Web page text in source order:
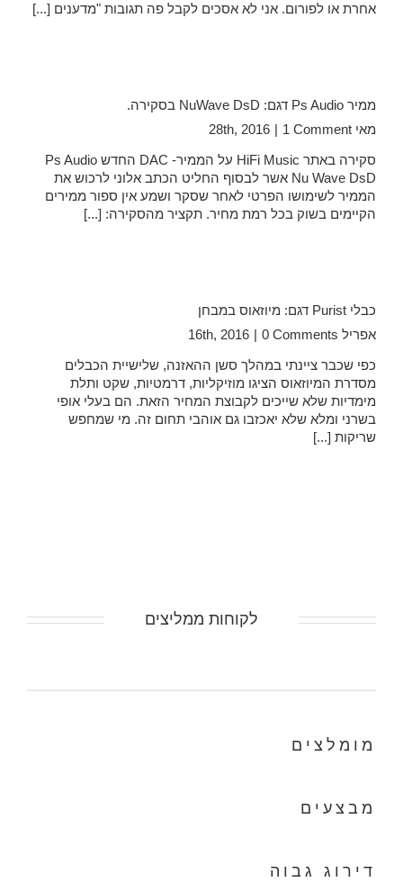
אחרת או לפורום. אני לא אסכים לקבל פה תגובות "מדענים [...]
ממיר Ps Audio דגם: NuWave DsD בסקירה.
מאי 28th, 2016 1 Comment
סקירה באתר HiFi Music על הממיר- DAC החדש Ps Audio
Nu Wave DsD אשר לבסוף החליט הכתב אלוני לרכוש את
הממיר לשימושו הפרטי לאחר שסקר ושמע אין ספור ממירים
הקיימים בשוק בכל רמת מחיר. תקציר מהסקירה: [...]
כבלי Purist דגם: מיוזאוס במבחן
אפריל 16th, 2016 0 Comments
כפי שכבר ציינתי במהלך סשן ההאזנה, שלישיית הכבלים
מסדרת המיוזאוס הציגו מוזיקליות, דרמטיות, שקט ותלת
מימדיות שלא שייכים לקבוצת המחיר הזאת. הם בעלי אופי
בשרני ומלא שלא יאכזבו גם אוהבי תחום זה. מי שמחפש
שריקות [...]
לקוחות ממליצים
מומלצים
מבצעים
דירוג גבוה